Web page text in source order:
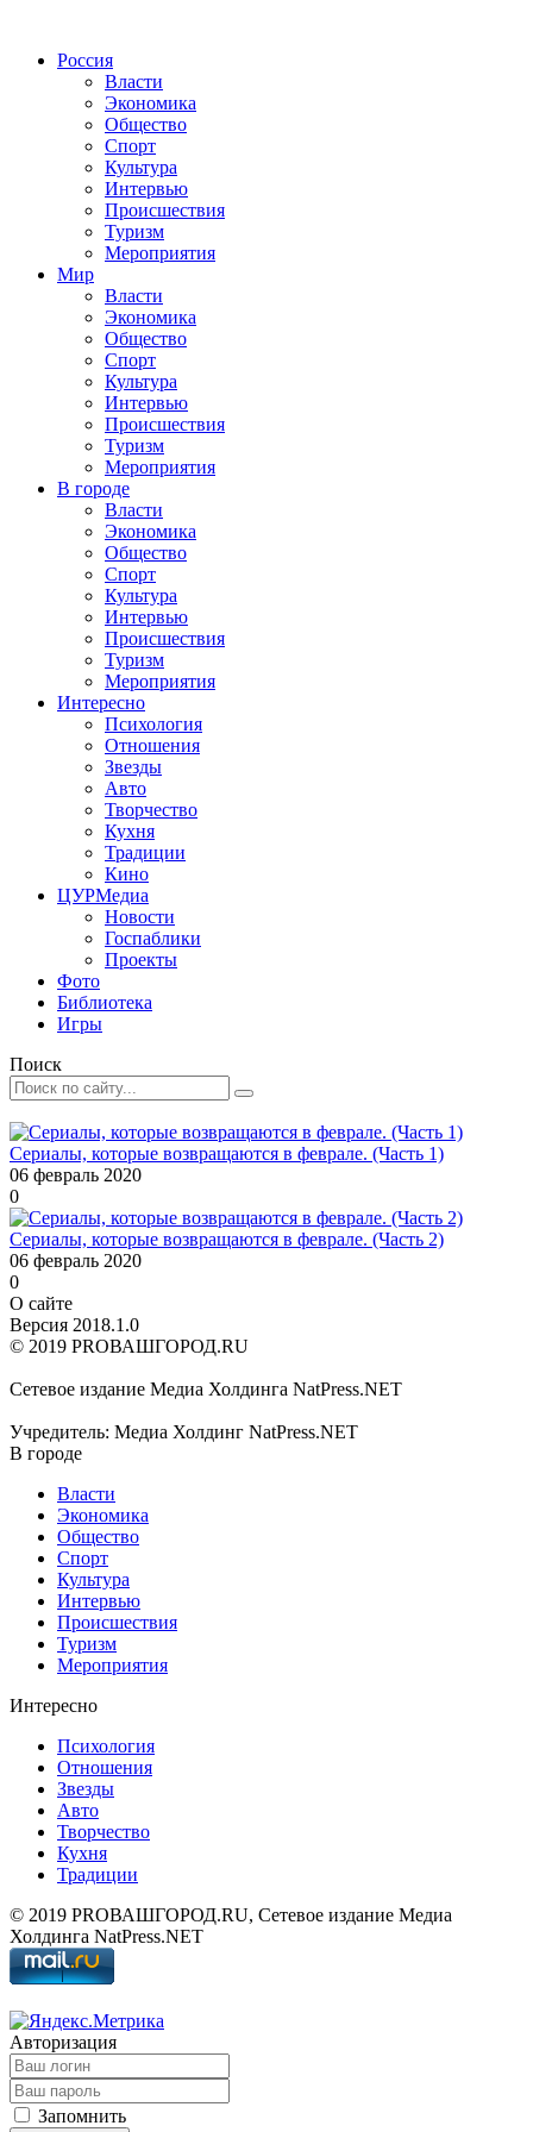
Россия
Власти
Экономика
Общество
Спорт
Культура
Интервью
Происшествия
Туризм
Мероприятия
Мир
Власти
Экономика
Общество
Спорт
Культура
Интервью
Происшествия
Туризм
Мероприятия
В городе
Власти
Экономика
Общество
Спорт
Культура
Интервью
Происшествия
Туризм
Мероприятия
Интересно
Психология
Отношения
Звезды
Авто
Творчество
Кухня
Традиции
Кино
ЦУРМедиа
Новости
Госпаблики
Проекты
Фото
Библиотека
Игры
Поиск
Сериалы, которые возвращаются в феврале. (Часть 1)
06 февраль 2020
0
Сериалы, которые возвращаются в феврале. (Часть 2)
06 февраль 2020
0
О сайте
Версия 2018.1.0
© 2019 PROВАШГОРОД.RU
Сетевое издание Медиа Холдинга NatPress.NET
Учредитель: Медиа Холдинг NatPress.NET
В городе
Власти
Экономика
Общество
Спорт
Культура
Интервью
Происшествия
Туризм
Мероприятия
Интересно
Психология
Отношения
Звезды
Авто
Творчество
Кухня
Традиции
© 2019 PROВАШГОРОД.RU, Сетевое издание Медиа
Холдинга NatPress.NET
Авторизация
Запомнить